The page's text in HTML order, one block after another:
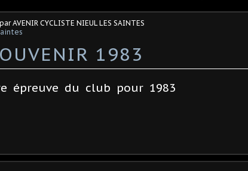
par AVENIR CYCLISTE NIEUL LES SAINTES
1983
épreuve du club pour 1983